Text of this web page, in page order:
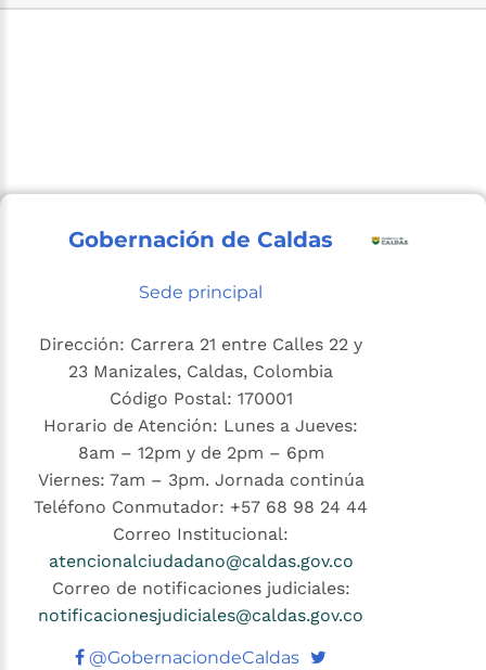
Gobernación de Caldas
Sede principal
Dirección: Carrera 21 entre Calles 22 y
23 Manizales, Caldas, Colombia
Código Postal: 170001
Horario de Atención: Lunes a Jueves:
8am – 12pm y de 2pm – 6pm
Viernes: 7am – 3pm. Jornada continúa
Teléfono Conmutador: +57 68 98 24 44
Correo Institucional:
atencionalciudadano@caldas.gov.co
Correo de notificaciones judiciales:
notificacionesjudiciales@caldas.gov.co
@GobernaciondeCaldas Twitter